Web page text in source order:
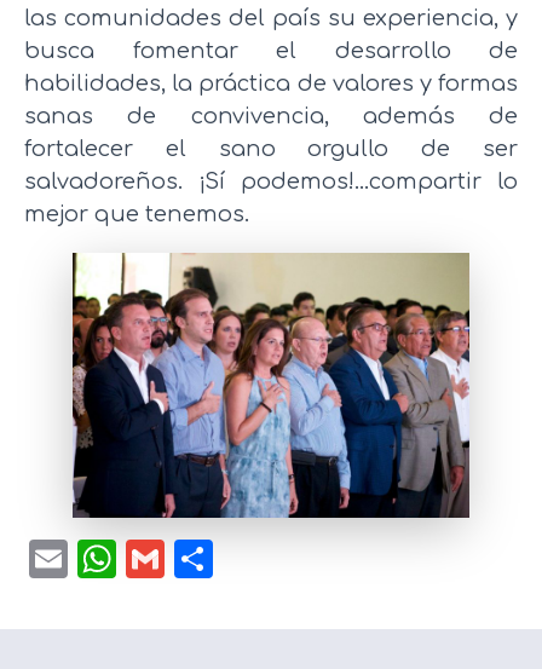
las comunidades del país su experiencia, y
busca fomentar el desarrollo de
habilidades, la práctica de valores y formas
sanas de convivencia, además de
fortalecer el sano orgullo de ser
salvadoreños. ¡Sí podemos!...compartir lo
mejor que tenemos.
EmailWhatsApp
Gmail